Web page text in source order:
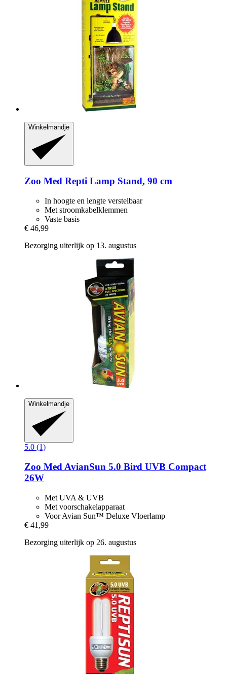
Winkelmandje
Zoo Med Repti Lamp Stand, 90 cm
In hoogte en lengte verstelbaar
Met stroomkabelklemmen
Vaste basis
€ 46,99
Bezorging uiterlijk op 13. augustus
Winkelmandje
5.0 (1)
Zoo Med AvianSun 5.0 Bird UVB Compact
26W
Met UVA & UVB
Met voorschakelapparaat
Voor Avian Sun™ Deluxe Vloerlamp
€ 41,99
Bezorging uiterlijk op 26. augustus